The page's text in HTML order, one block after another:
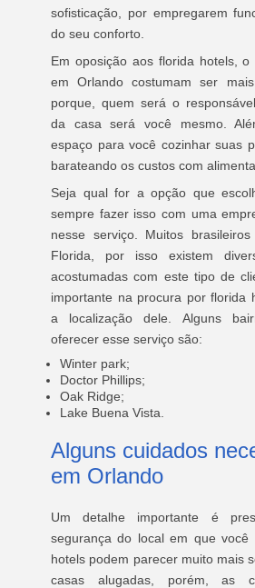
sofisticação, por empregarem
do seu conforto.
Em oposição aos florida hotels,
em Orlando costumam ser
porque, quem será o
da casa será você mesmo.
espaço para você cozinhar suas
barateando os custos com
Seja qual for a opção que
sempre fazer isso com uma
nesse serviço. Muitos
Florida, por isso existem
acostumadas com este tipo de
importante na procura por florida
a localização dele. Alguns
oferecer esse serviço são:
Winter park;
Doctor Phillips;
Oak Ridge;
Lake Buena Vista.
Alguns cuidados
em Orlando
Um detalhe importante é
segurança do local em que você
hotels podem parecer muito mais
casas alugadas, porém, as